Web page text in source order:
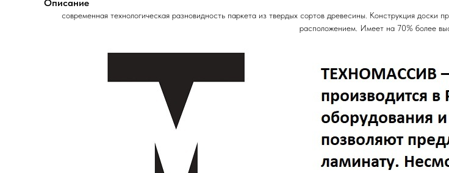
Описание
современная технологическая разновидность паркета из твердых сортов древесины. Конструкция
расположением. Имеет на 70% более